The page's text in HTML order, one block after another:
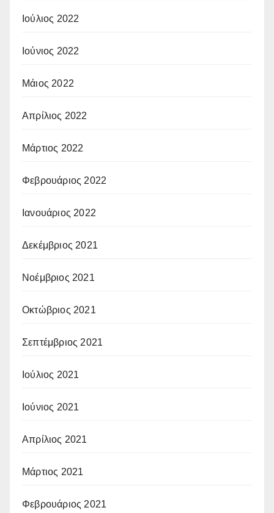
Ιούλιος 2022
Ιούνιος 2022
Μάιος 2022
Απρίλιος 2022
Μάρτιος 2022
Φεβρουάριος 2022
Ιανουάριος 2022
Δεκέμβριος 2021
Νοέμβριος 2021
Οκτώβριος 2021
Σεπτέμβριος 2021
Ιούλιος 2021
Ιούνιος 2021
Απρίλιος 2021
Μάρτιος 2021
Φεβρουάριος 2021